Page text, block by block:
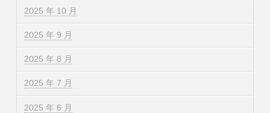
2025 年 10 月
2025 年 9 月
2025 年 8 月
2025 年 7 月
2025 年 6 月